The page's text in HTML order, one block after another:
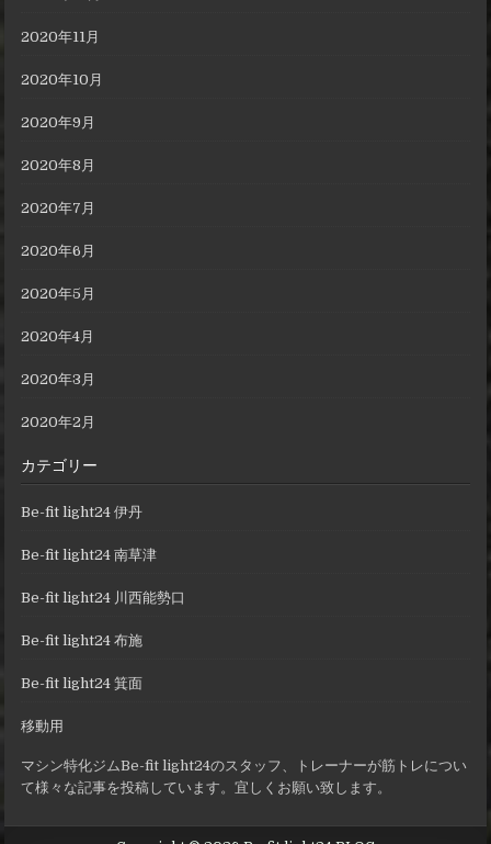
2020年11月
2020年10月
2020年9月
2020年8月
2020年7月
2020年6月
2020年5月
2020年4月
2020年3月
2020年2月
カテゴリー
Be-fit light24 伊丹
Be-fit light24 南草津
Be-fit light24 川西能勢口
Be-fit light24 布施
Be-fit light24 箕面
移動用
マシン特化ジムBe-fit light24のスタッフ、トレーナーが筋トレについ
て様々な記事を投稿しています。宜しくお願い致します。